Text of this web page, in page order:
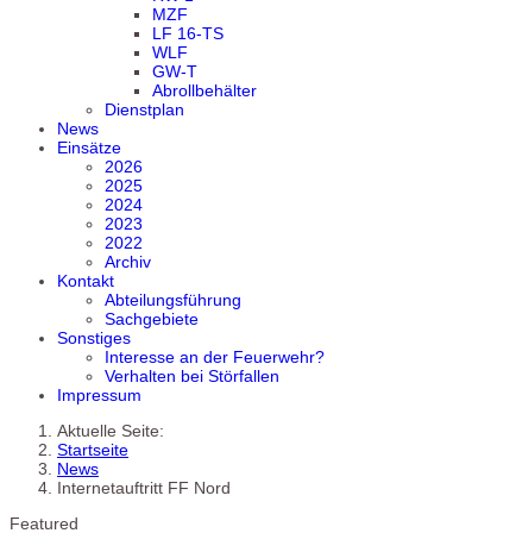
MZF
LF 16-TS
WLF
GW-T
Abrollbehälter
Dienstplan
News
Einsätze
2026
2025
2024
2023
2022
Archiv
Kontakt
Abteilungsführung
Sachgebiete
Sonstiges
Interesse an der Feuerwehr?
Verhalten bei Störfallen
Impressum
Aktuelle Seite:
Startseite
News
Internetauftritt FF Nord
Featured